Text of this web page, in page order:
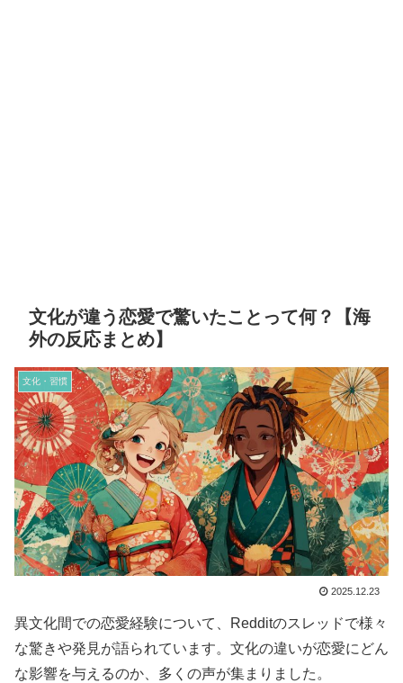
文化が違う恋愛で驚いたことって何？【海
外の反応まとめ】
文化・習慣
2025.12.23
異文化間での恋愛経験について、Redditのスレッドで様々
な驚きや発見が語られています。文化の違いが恋愛にどん
な影響を与えるのか、多くの声が集まりました。